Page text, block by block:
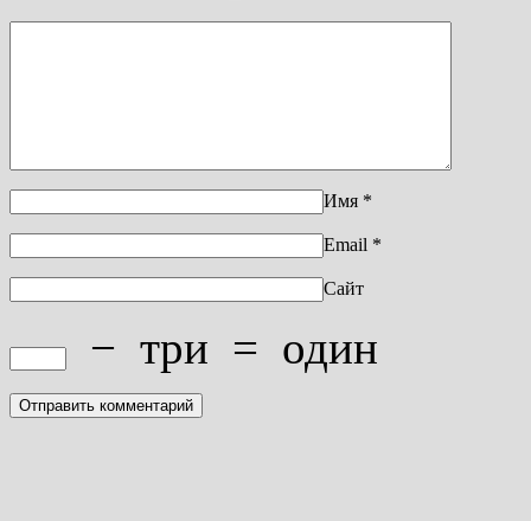
Имя *
Email *
Сайт
− три = один